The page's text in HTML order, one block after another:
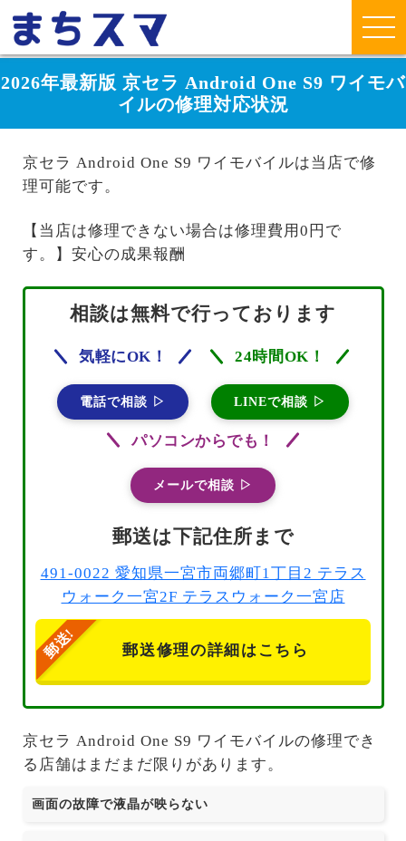
2026年最新版 京セラ Android One S9 ワイモバ
イルの修理対応状況
京セラ Android One S9 ワイモバイルは当店で修
理可能です。
【当店は修理できない場合は修理費用0円で
す。】安心の成果報酬
相談は無料で行っております
気軽にOK！
電話で相談 ▷
24時間OK！
LINEで相談 ▷
パソコンからでも！
メールで相談 ▷
郵送は下記住所まで
491-0022 愛知県一宮市両郷町1丁目2 テラス
ウォーク一宮2F テラスウォーク一宮店
郵送修理の詳細はこちら
京セラ Android One S9 ワイモバイルの修理でき
る店舗はまだまだ限りがあります。
画面の故障で液晶が映らない